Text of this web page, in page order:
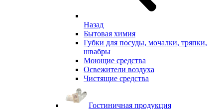
Назад
Бытовая химия
Губки для посуды, мочалки, тряпки,
швабры
Моющие средства
Освежители воздуха
Чистящие средства
Гостиничная продукция